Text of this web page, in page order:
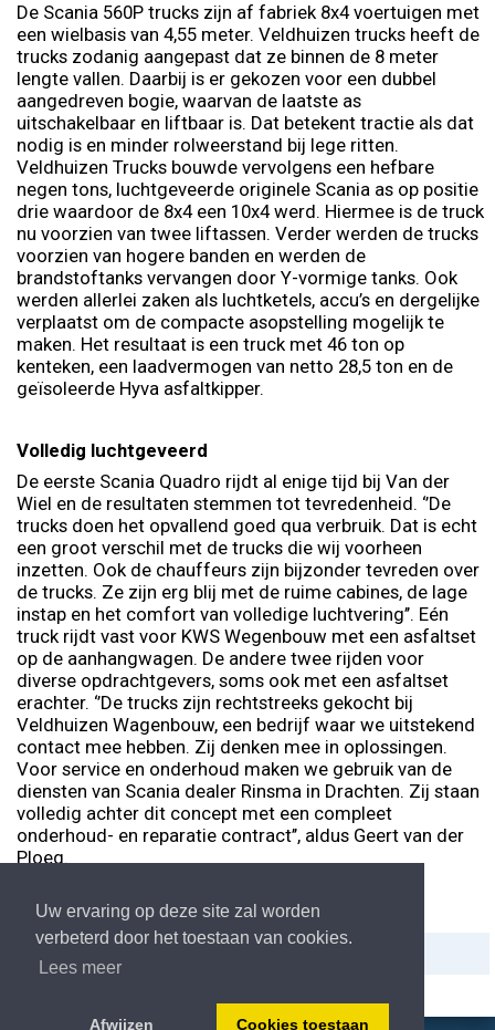
Uw ervaring op deze site zal worden
verbeterd door het toestaan van cookies.
Lees meer
Afwijzen Cookies toestaan
De Scania 560P trucks zijn af fabriek 8x4 voertuigen met
een wielbasis van 4,55 meter. Veldhuizen trucks heeft de
trucks zodanig aangepast dat ze binnen de 8 meter
lengte vallen. Daarbij is er gekozen voor een dubbel
aangedreven bogie, waarvan de laatste as
uitschakelbaar en liftbaar is. Dat betekent tractie als dat
nodig is en minder rolweerstand bij lege ritten.
Veldhuizen Trucks bouwde vervolgens een hefbare
negen tons, luchtgeveerde originele Scania as op positie
drie waardoor de 8x4 een 10x4 werd. Hiermee is de truck
nu voorzien van twee liftassen. Verder werden de trucks
voorzien van hogere banden en werden de
brandstoftanks vervangen door Y-vormige tanks. Ook
werden allerlei zaken als luchtketels, accu’s en dergelijke
verplaatst om de compacte asopstelling mogelijk te
maken. Het resultaat is een truck met 46 ton op
kenteken, een laadvermogen van netto 28,5 ton en de
geïsoleerde Hyva asfaltkipper.
Volledig luchtgeveerd
De eerste Scania Quadro rijdt al enige tijd bij Van der
Wiel en de resultaten stemmen tot tevredenheid. ‘’De
trucks doen het opvallend goed qua verbruik. Dat is echt
een groot verschil met de trucks die wij voorheen
inzetten. Ook de chauffeurs zijn bijzonder tevreden over
de trucks. Ze zijn erg blij met de ruime cabines, de lage
instap en het comfort van volledige luchtvering’’. Eén
truck rijdt vast voor KWS Wegenbouw met een asfaltset
op de aanhangwagen. De andere twee rijden voor
diverse opdrachtgevers, soms ook met een asfaltset
erachter. ‘’De trucks zijn rechtstreeks gekocht bij
Veldhuizen Wagenbouw, een bedrijf waar we uitstekend
contact mee hebben. Zij denken mee in oplossingen.
Voor service en onderhoud maken we gebruik van de
diensten van Scania dealer Rinsma in Drachten. Zij staan
volledig achter dit concept met een compleet
onderhoud- en reparatie contract’’, aldus Geert van der
Ploeg.